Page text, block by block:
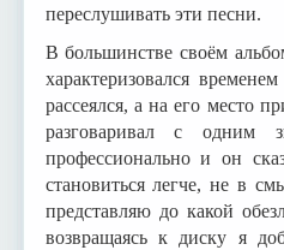
переслушивать эти песни.
В большинстве своём
характеризовался
рассеялся, а на его место
разговаривал с одним
профессионально и он
становиться легче, не в
представляю до какой
возвращаясь к диску я